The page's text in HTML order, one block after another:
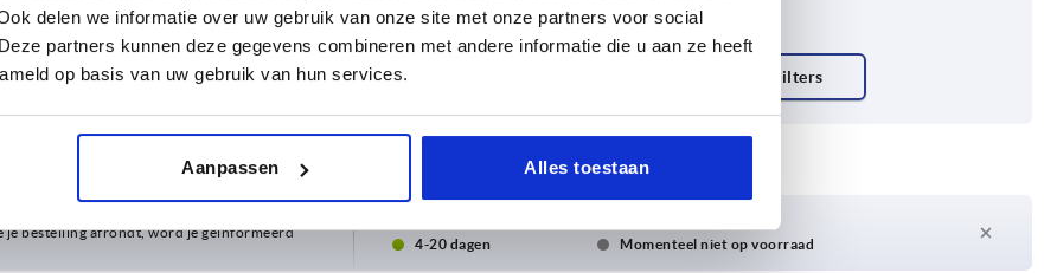
delen we informatie over uw gebruik van onze site met onze partners voor social
partners kunnen deze gegevens combineren met andere informatie die u aan ze heeft
op basis van uw gebruik van hun services.
Aanpassen Alles toestaan
A
TABEL VERGROTEN
je bestelling afrondt, word je geïnformeerd
4-20 dagen
Momenteel niet op voorraad